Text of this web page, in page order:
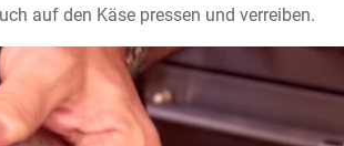
auf den Käse pressen und verreiben.